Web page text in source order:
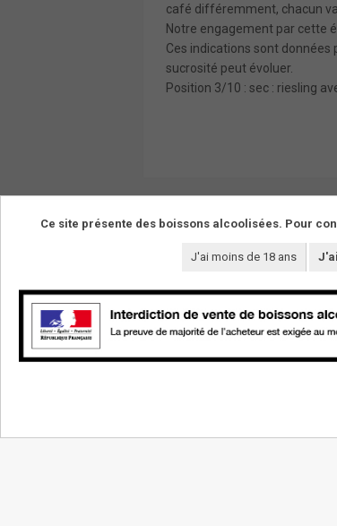
café différemment, chacun
Notre engagement par cette
Ces indications sont données
sucrosité peut évoluer.
Position 3/10 : sec : riesling
Ce site présente des boissons alcoolisées. Pour
J'ai moins de 18 ans